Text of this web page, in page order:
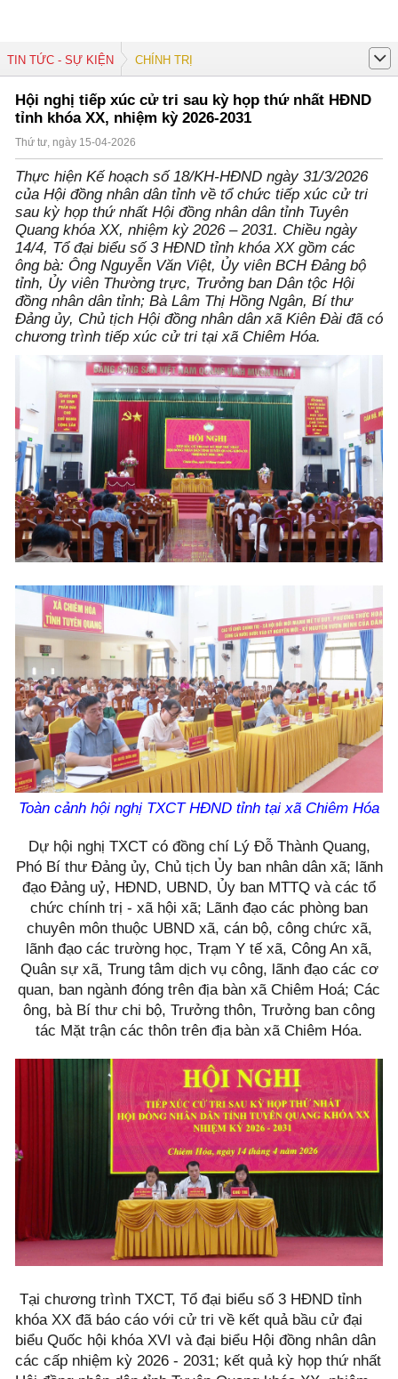
TIN TỨC - SỰ KIỆN CHÍNH TRỊ
Hội nghị tiếp xúc cử tri sau kỳ họp thứ nhất HĐND
tỉnh khóa XX, nhiệm kỳ 2026-2031
Thứ tư, ngày 15-04-2026
Thực hiện Kế hoạch số 18/KH-HĐND ngày 31/3/2026
của Hội đồng nhân dân tỉnh về tổ chức tiếp xúc cử tri
sau kỳ họp thứ nhất Hội đồng nhân dân tỉnh Tuyên
Quang khóa XX, nhiệm kỳ 2026 – 2031. Chiều ngày
14/4, Tổ đại biểu số 3 HĐND tỉnh khóa XX gồm các
ông bà: Ông Nguyễn Văn Việt, Ủy viên BCH Đảng bộ
tỉnh, Ủy viên Thường trực, Trưởng ban Dân tộc Hội
đồng nhân dân tỉnh; Bà Lâm Thị Hồng Ngân, Bí thư
Đảng ủy, Chủ tịch Hội đồng nhân dân xã Kiên Đài đã có
chương trình tiếp xúc cử tri tại xã Chiêm Hóa.
Toàn cảnh hội nghị TXCT HĐND tỉnh tại xã Chiêm Hóa
Dự hội nghị TXCT có đồng chí Lý Đỗ Thành Quang,
Phó Bí thư Đảng ủy, Chủ tịch Ủy ban nhân dân xã; lãnh
đạo Đảng uỷ, HĐND, UBND, Ủy ban MTTQ và các tổ
chức chính trị - xã hội xã; Lãnh đạo các phòng ban
chuyên môn thuộc UBND xã, cán bộ, công chức xã,
lãnh đạo các trường học, Trạm Y tế xã, Công An xã,
Quân sự xã, Trung tâm dịch vụ công, lãnh đạo các cơ
quan, ban ngành đóng trên địa bàn xã Chiêm Hoá; Các
ông, bà Bí thư chi bộ, Trưởng thôn, Trưởng ban công
tác Mặt trận các thôn trên địa bàn xã Chiêm Hóa.
Tại chương trình TXCT, Tổ đại biểu số 3 HĐND tỉnh
khóa XX đã báo cáo với cử tri về kết quả bầu cử đại
biểu Quốc hội khóa XVI và đại biểu Hội đồng nhân dân
các cấp nhiệm kỳ 2026 - 2031; kết quả kỳ họp thứ nhất